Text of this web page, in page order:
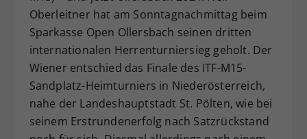
Oberleitner hat am Sonntagnachmittag beim
Sparkasse Open Ollersbach seinen dritten
internationalen Herrenturniersieg geholt. Der
Wiener entschied das Finale des ITF-M15-
Sandplatz-Heimturniers in Niederösterreich,
nahe der Landeshauptstadt St. Pölten, wie bei
seinem Erstrundenerfolg nach Satzrückstand
Zweck
Dieser Wert speichert Ihre Consent-
Einstellungen. Unter anderem eine
zufällig generierte ID, für die
historische Speicherung Ihrer
Webseiten-Betreiber dies eingestellt
hat.